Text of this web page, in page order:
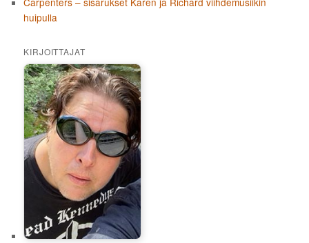
huipulla
KIRJOITTAJAT